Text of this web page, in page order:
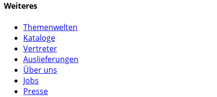
Weiteres
Themenwelten
Kataloge
Vertreter
Auslieferungen
Über uns
Jobs
Presse